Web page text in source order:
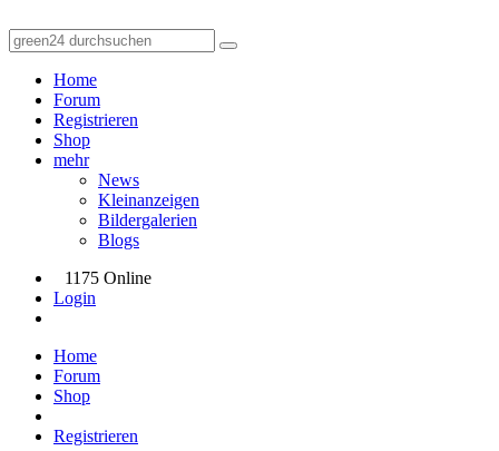
Home
Forum
Registrieren
Shop
mehr
News
Kleinanzeigen
Bildergalerien
Blogs
1175 Online
Login
Home
Forum
Shop
Registrieren